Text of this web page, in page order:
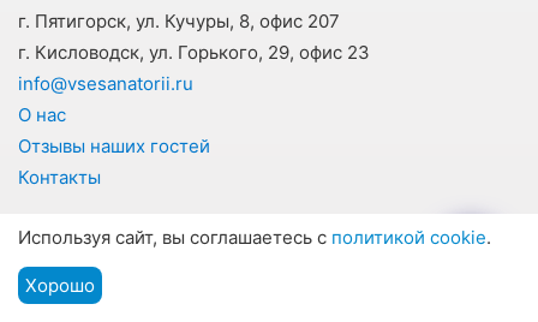
г. Пятигорск, ул. Кучуры, 8, офис 207
г. Кисловодск, ул. Горького, 29, офис 23
info@vsesanatorii.ru
О нас
Отзывы наших гостей
Контакты
Меню
Используя сайт, вы соглашаетесь с политикой cookie.
Хорошо